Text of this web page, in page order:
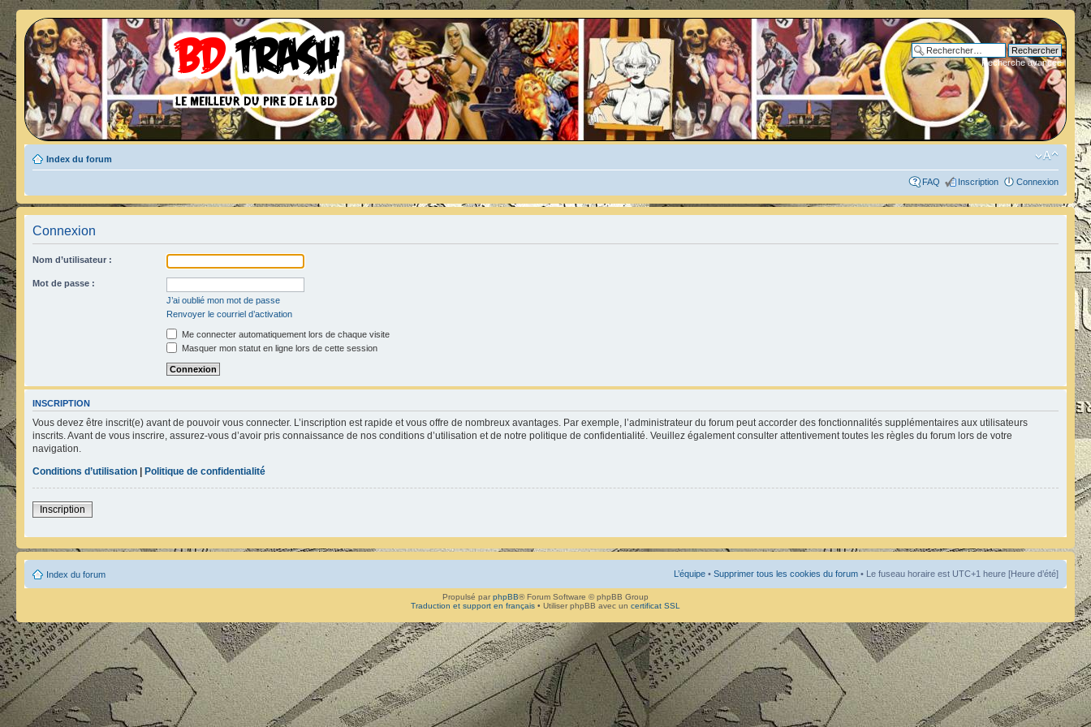
Recherche avancée
Index du forum
FAQ Inscription Connexion
Connexion
Nom d’utilisateur :
Mot de passe :
J’ai oublié mon mot de passe
Renvoyer le courriel d’activation
Me connecter automatiquement lors de chaque visite
Masquer mon statut en ligne lors de cette session
INSCRIPTION
Vous devez être inscrit(e) avant de pouvoir vous connecter. L’inscription est rapide et vous offre de nombreux avantages. Par exemple, l’administrateur du forum peut accorder des fonctionnalités supplémentaires aux utilisateurs
inscrits. Avant de vous inscrire, assurez-vous d’avoir pris connaissance de nos conditions d’utilisation et de notre politique de confidentialité. Veuillez également consulter attentivement toutes les règles du forum lors de votre
navigation.
Conditions d’utilisation | Politique de confidentialité
Inscription
Index du forum L’équipe • Supprimer tous les cookies du forum • Le fuseau horaire est UTC+1 heure [Heure d’été]
Propulsé par phpBB® Forum Software © phpBB Group
Traduction et support en français • Utiliser phpBB avec un certificat SSL